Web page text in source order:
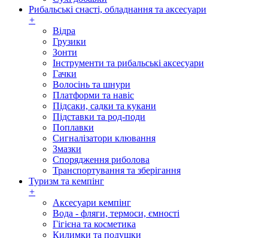
Рибальські снасті, обладнання та аксесуари
+
Відра
Грузики
Зонти
Інструменти та рибальські аксесуари
Гачки
Волосінь та шнури
Платформи та навіс
Підсаки, садки та кукани
Підставки та род-поди
Поплавки
Сигналізатори клювання
Змазки
Спорядження риболова
Транспортування та зберігання
Туризм та кемпінг
+
Аксесуари кемпінг
Вода - фляги, термоси, ємності
Гігієна та косметика
Килимки та подушки